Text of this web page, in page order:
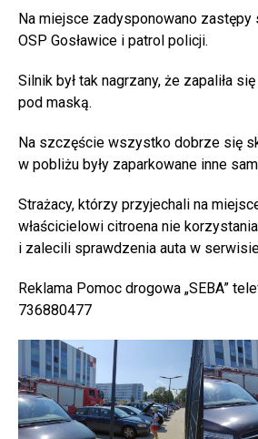
Na miejsce zadysponowano zastępy
OSP Gosławice i patrol policji.
Silnik był tak nagrzany, że zapaliła
pod maską.
Na szczęście wszystko dobrze się
w pobliżu były zaparkowane inne
Strażacy, którzy przyjechali na
właścicielowi citroena nie
i zalecili sprawdzenia auta w
Reklama Pomoc drogowa „SEBA”
736880477